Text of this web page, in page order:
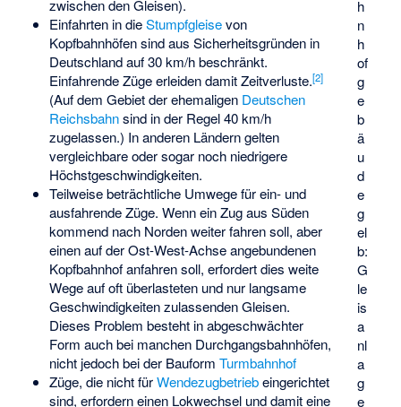
h
n
h
of
g
e
b
ä
u
d
e
g
el
b:
G
le
is
a
nl
a
g
e
zwischen den Gleisen).
Einfahrten in dieStumpfgleisevon
Kopfbahnhöfen sind aus Sicherheitsgründen in
Deutschland auf 30 km/h beschränkt.
Einfahrende Züge erleiden damit Zeitverluste.[2]
(Auf dem Gebiet der ehemaligen Deutschen
Reichsbahnsind in der Regel 40 km/h
zugelassen.) In anderen Ländern gelten
vergleichbare oder sogar noch niedrigere
Höchstgeschwindigkeiten.
Teilweise beträchtliche Umwege für ein- und
ausfahrende Züge. Wenn ein Zug aus Süden
kommend nach Norden weiter fahren soll, aber
einen auf der Ost-West-Achse angebundenen
Kopfbahnhof anfahren soll, erfordert dies weite
Wege auf oft überlasteten und nur langsame
Geschwindigkeiten zulassenden Gleisen.
Dieses Problem besteht in abgeschwächter
Form auch bei manchen Durchgangsbahnhöfen,
nicht jedoch bei der Bauform Turmbahnhof
Züge, die nicht fürWendezugbetriebeingerichtet
sind, erfordern einen Lokwechsel und damit eine